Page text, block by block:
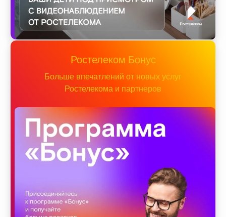
Ростелеком Бонус
Больше впечатлений от новых услуг
Ростелекома и партнеров